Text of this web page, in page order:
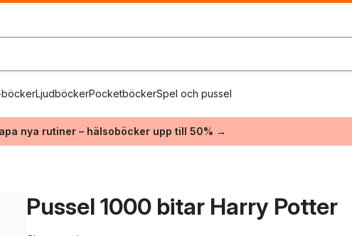
böckerLjudböckerPocketböckerSpel och pussel
nya rutiner – hälsoböcker upp till 50% →
Pussel 1000 bitar Harry Potter